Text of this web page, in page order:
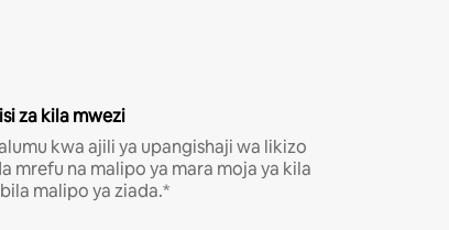
za kila mwezi
kwa ajili ya upangishaji wa likizo
mrefu na malipo ya mara moja ya kila
malipo ya ziada.*